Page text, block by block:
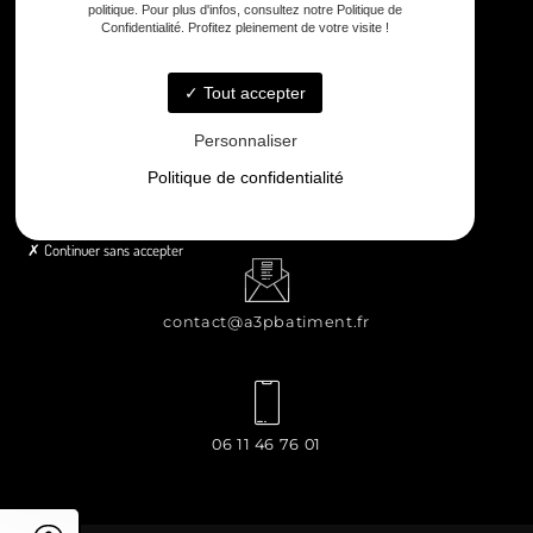
8 rue Principale Le Chiron, 17510 Néré
contact@a3pbatiment.fr
06 11 46 76 01
politique. Pour plus d'infos, consultez notre Politique de
Confidentialité. Profitez pleinement de votre visite !
Tout accepter
Personnaliser
Politique de confidentialité
Continuer sans accepter